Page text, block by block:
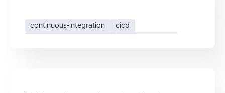
continuous-integration
cicd